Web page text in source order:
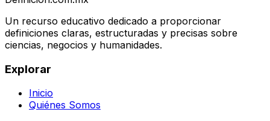
Un recurso educativo dedicado a proporcionar
definiciones claras, estructuradas y precisas sobre
ciencias, negocios y humanidades.
Explorar
Inicio
Quiénes Somos